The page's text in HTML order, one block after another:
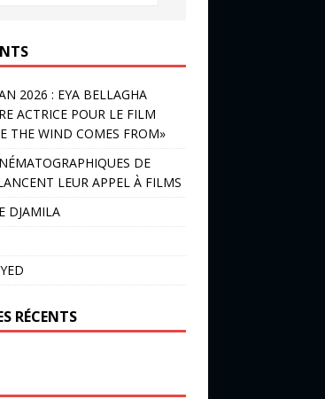
2026 : EYA BELLAGHA
ACTRICE POUR LE FILM
THE WIND COMES FROM»
DE
LEUR APPEL À FILMS
DJAMILA
RÉCENTS